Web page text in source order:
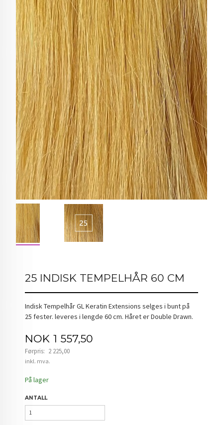
25 INDISK TEMPELHÅR 60 CM
Indisk Tempelhår GL Keratin Extensions selges i bunt på
25 fester. leveres i lengde 60 cm. Håret er Double Drawn.
Tilbud
NOK 1 557,50
Førpris: 2 225,00
Rabatt
inkl. mva.
På lager
ANTALL